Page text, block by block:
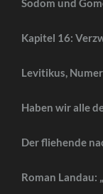
Sodom und
Kapitel 16:
Levitikus,
Haben wir alle
Der fliehende
Roman Landau: